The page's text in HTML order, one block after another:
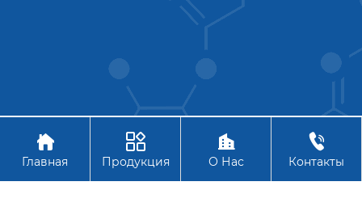
Авторское право © АО Ханчжоу Цзиньчжоу Технология

Главная

Продукция

О Нас

Контакты